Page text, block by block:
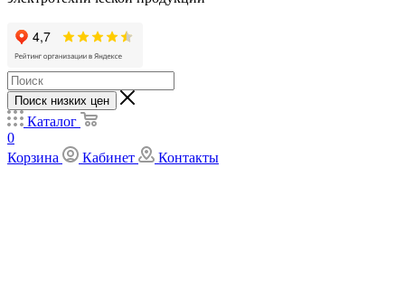
Поиск низких цен
Каталог
0
Корзина
Кабинет Контакты